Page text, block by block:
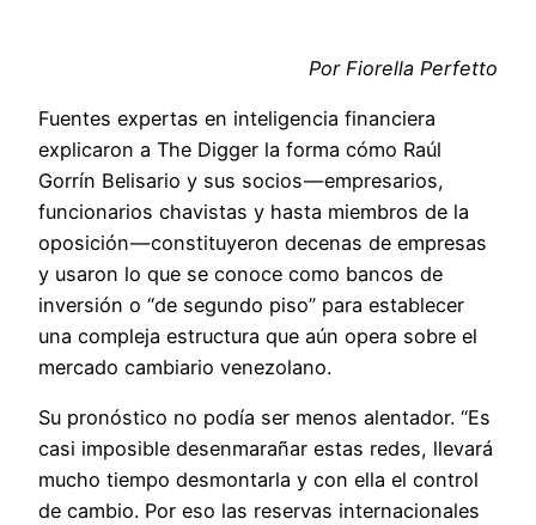
Por Fiorella Perfetto
Fuentes expertas en inteligencia financiera
explicaron a The Digger la forma cómo Raúl
Gorrín Belisario y sus socios — empresarios,
funcionarios chavistas y hasta miembros de la
oposición — constituyeron decenas de empresas
y usaron lo que se conoce como bancos de
inversión o “de segundo piso” para establecer
una compleja estructura que aún opera sobre el
mercado cambiario venezolano.
Su pronóstico no podía ser menos alentador. “Es
casi imposible desenmarañar estas redes, llevará
mucho tiempo desmontarla y con ella el control
de cambio. Por eso las reservas internacionales